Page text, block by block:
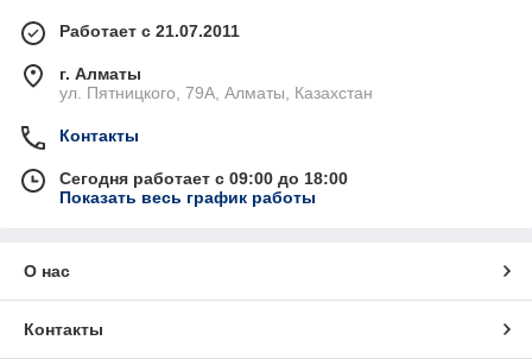
Работает с 21.07.2011
г. Алматы
ул. Пятницкого, 79А, Алматы, Казахстан
Контакты
Сегодня работает с 09:00 до 18:00
Показать весь график работы
О нас
Контакты